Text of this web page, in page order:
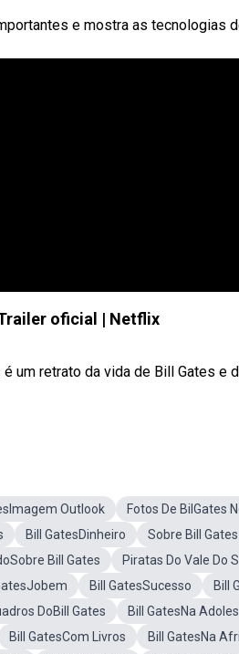
e mostra as tecnologias
oficial | Netflix
um retrato da vida de Bill Gates e
Outlook
Fotos De BilGates
Bill GatesDinheiro Sobre Bill Gates
Bill Gates
Piratas Do Vale Do
Bill GatesSucesso
Bill
DoBill Gates
Bill GatesNa
Bill GatesCom Livros
Bill GatesNa